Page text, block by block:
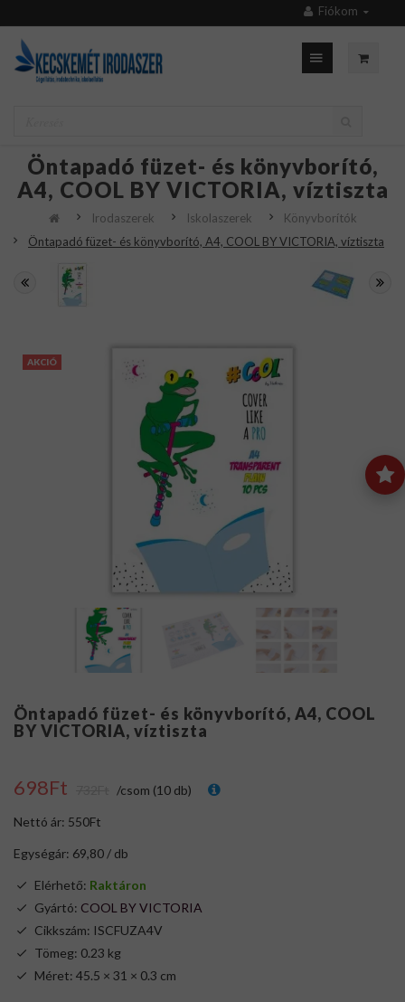
Fiókom
Öntapadó füzet- és könyvborító,
A4, COOL BY VICTORIA, víztiszta
Irodaszerek Iskolaszerek
Könyvborítók
Öntapadó füzet- és könyvborító, A4, COOL BY VICTORIA, víztiszta
AKCIÓ
Öntapadó füzet- és könyvborító, A4, COOL
BY VICTORIA, víztiszta
698Ft /csom (10 db)
Nettó ár: 550Ft
Egységár: 69,80 / db
Elérhető: Raktáron
Gyártó: COOL BY VICTORIA
Cikkszám: ISCFUZA4V
Tömeg: 0.23 kg
Méret: 45.5 × 31 × 0.3 cm